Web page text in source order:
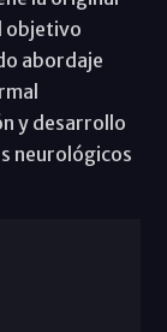
objetivo
abordaje
y desarrollo
neurológicos